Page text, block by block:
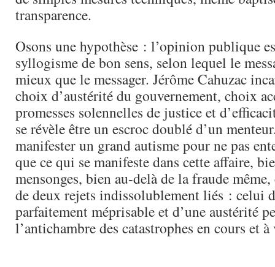
transparence.
Osons une hypothèse : l’opinion publique
syllogisme de bon sens, selon lequel le
mieux que le messager. Jérôme Cahuzac
choix d’austérité du gouvernement, choix
promesses solennelles de justice et
se révèle être un escroc doublé d’un
manifester un grand autisme pour ne pas
que ce qui se manifeste dans cette affaire,
mensonges, bien au-delà de la fraude
de deux rejets indissolublement liés : celui
parfaitement méprisable et d’une austérité
l’antichambre des catastrophes en cours et